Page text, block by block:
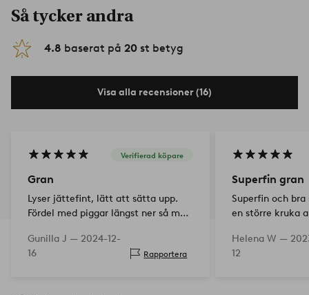
Så tycker andra
4.8 baserat på 20 st betyg
Visa alla recensioner (16)
Verifierad köpare
Gran
Lyser jättefint, lätt att sätta upp.
Fördel med piggar längst ner så man
gräsmattan.
Gunilla J — 2024-12-
16
Rapportera
Superfin gran
Superfin och
en större kruka
Helena W —
12